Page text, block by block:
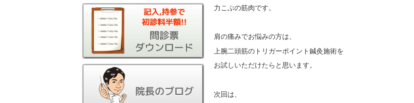
力こぶの筋肉です。
肩の痛みでお悩みの方は、
上腕二頭筋のトリガーポイント鍼灸施術を
お試しいただけたらと思います。
次回は、